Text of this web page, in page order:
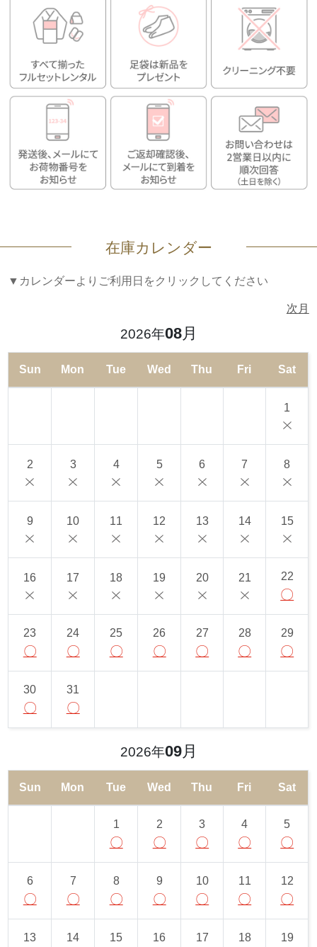
在庫カレンダー
▼カレンダーよりご利用日をクリックしてください
次月
2026年08月
Sun Mon Tue Wed Thu Fri Sat
1
2 3 4 5 6 7 8
9 10 11 12 13 14 15
16 17 18 19 20 21 22
〇
23
〇
24
〇
25
〇
26
〇
27
〇
28
〇
29
〇
30
〇
31
〇
2026年09月
Sun Mon Tue Wed Thu Fri Sat
1
〇
2
〇
3
〇
4
〇
5
〇
6
〇
7
〇
8
〇
9
〇
10
〇
11
〇
12
〇
13 14 15 16 17 18 19